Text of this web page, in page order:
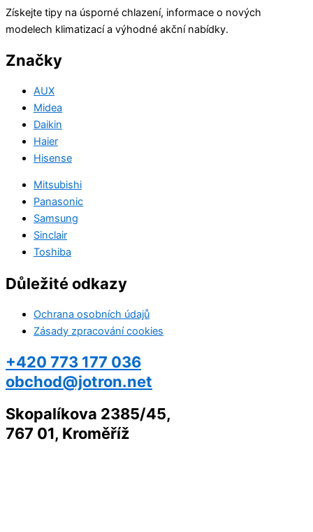
Získejte tipy na úsporné chlazení, informace o nových
modelech klimatizací a výhodné akční nabídky.
Značky
AUX
Midea
Daikin
Haier
Hisense
Mitsubishi
Panasonic
Samsung
Sinclair
Toshiba
Důležité odkazy
Ochrana osobních údajů
Zásady zpracování cookies
+420 773 177 036
obchod@jotron.net
Skopalíkova 2385/45,
767 01, Kroměříž